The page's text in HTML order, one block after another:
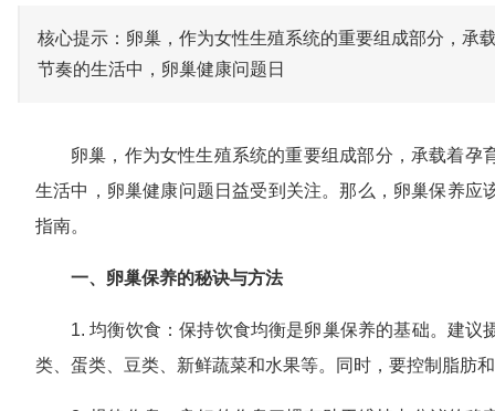
核心提示：卵巢，作为女性生殖系统的重要组成部分，承
节奏的生活中，卵巢健康问题日
卵巢，作为女性生殖系统的重要组成部分，承载着
生活中，卵巢健康问题日益受到关注。那么，卵巢保养
指南。
一、卵巢保养的秘诀与方法
1. 均衡饮食：保持饮食均衡是卵巢保养的基础。建
类、蛋类、豆类、新鲜蔬菜和水果等。同时，要控制脂肪